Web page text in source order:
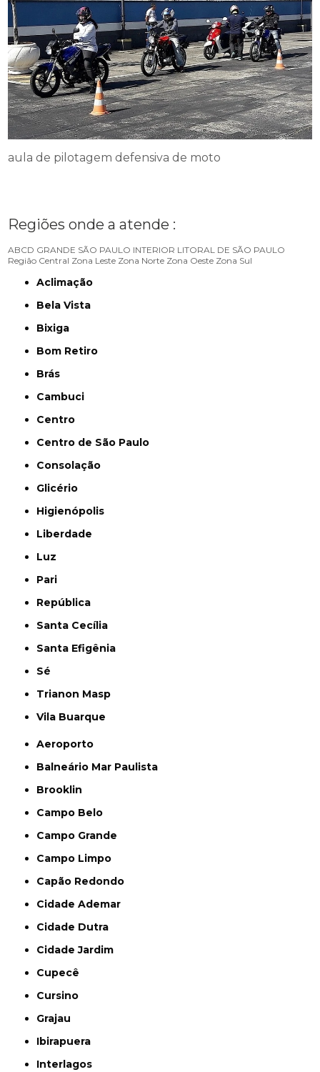
aula de pilotagem defensiva de moto
Regiões onde a atende :
ABCD GRANDE SÃO PAULO INTERIOR LITORAL DE SÃO PAULO
Região Central Zona Leste Zona Norte Zona Oeste Zona Sul
Aclimação
Bela Vista
Bixiga
Bom Retiro
Brás
Cambuci
Centro
Centro de São Paulo
Consolação
Glicério
Higienópolis
Liberdade
Luz
Pari
República
Santa Cecília
Santa Efigênia
Sé
Trianon Masp
Vila Buarque
Aeroporto
Balneário Mar Paulista
Brooklin
Campo Belo
Campo Grande
Campo Limpo
Capão Redondo
Cidade Ademar
Cidade Dutra
Cidade Jardim
Cupecê
Cursino
Grajau
Ibirapuera
Interlagos